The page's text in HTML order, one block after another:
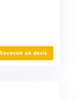
Recevoir un devis